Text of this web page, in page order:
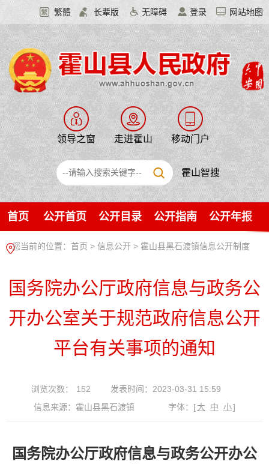
繁體 长辈版 无障碍 登录 网站地图
领导之窗 走进霍山 移动门户
霍山智搜
首页 公开首页 公开目录 公开指南 公开年报
您当前的位置： 首页 > 信息公开 > 霍山县黑石渡镇信息公开制度
国务院办公厅政府信息与政务公
开办公室关于规范政府信息公开
平台有关事项的通知
浏览次数： 152
发表时间：2023-03-31 15:59
信息来源：霍山县黑石渡镇
字体： [大 中 小]
国务院办公厅政府信息与政务公开办公